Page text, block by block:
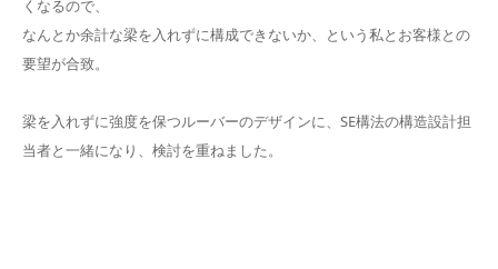
くなるので、
なんとか余計な梁を入れずに構成できないか、という私とお客様との
要望が合致。
梁を入れずに強度を保つルーバーのデザインに、SE構法の構造設計担
当者と一緒になり、検討を重ねました。